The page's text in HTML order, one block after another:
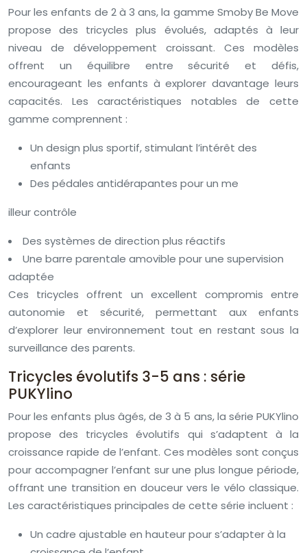
Pour les enfants de 2 à 3 ans, la gamme Smoby Be Move
propose des tricycles plus évolués, adaptés à leur
niveau de développement croissant. Ces modèles
offrent un équilibre entre sécurité et défis,
encourageant les enfants à explorer davantage leurs
capacités. Les caractéristiques notables de cette
gamme comprennent :
Un design plus sportif, stimulant l’intérêt des
enfants
Des pédales antidérapantes pour un me
illeur contrôle
Des systèmes de direction plus réactifs
Une barre parentale amovible pour une supervision
adaptée
Ces tricycles offrent un excellent compromis entre
autonomie et sécurité, permettant aux enfants
d’explorer leur environnement tout en restant sous la
surveillance des parents.
Tricycles évolutifs 3-5 ans : série
PUKYlino
Pour les enfants plus âgés, de 3 à 5 ans, la série PUKYlino
propose des tricycles évolutifs qui s’adaptent à la
croissance rapide de l’enfant. Ces modèles sont conçus
pour accompagner l’enfant sur une plus longue période,
offrant une transition en douceur vers le vélo classique.
Les caractéristiques principales de cette série incluent :
Un cadre ajustable en hauteur pour s’adapter à la